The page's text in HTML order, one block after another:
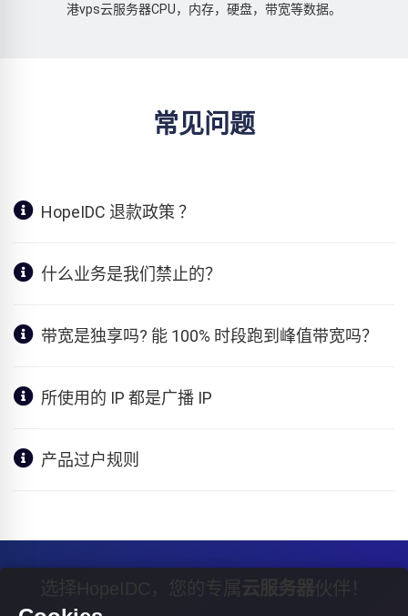
港vps云服务器CPU，内存，硬盘，带宽等数据。
常见问题
HopeIDC 退款政策 ？
什么业务是我们禁止的？
带宽是独享吗? 能 100% 时段跑到峰值带宽吗？
所使用的 IP 都是广播 IP
产品过户规则